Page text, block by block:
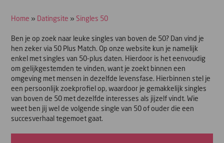
Home Datingsite Singles 50
Ben je op zoek naar leuke singles van boven de 50? Dan vind je
hen zeker via 50 Plus Match. Op onze website kun je namelijk
enkel met singles van 50-plus daten. Hierdoor is het eenvoudig
om gelijkgestemden te vinden, want je zoekt binnen een
omgeving met mensen in dezelfde levensfase. Hierbinnen stel je
een persoonlijk zoekprofiel op, waardoor je gemakkelijk singles
van boven de 50 met dezelfde interesses als jijzelf vindt. Wie
weet ben jij wel de volgende single van 50 of ouder die een
succesverhaal tegemoet gaat.